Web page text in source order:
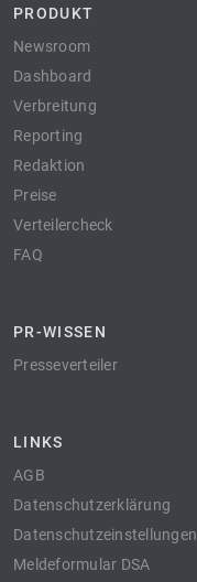
PRODUKT
Newsroom
Dashboard
Verbreitung
Reporting
Redaktion
Preise
Verteilercheck
FAQ
PR-WISSEN
Presseverteiler
LINKS
AGB
Datenschutzerklärung
Datenschutzeinstellungen
Meldeformular DSA